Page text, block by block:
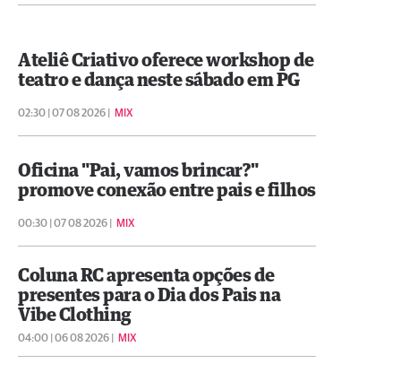
Ateliê Criativo oferece workshop de
teatro e dança neste sábado em PG
02:30 | 07 08 2026 | MIX
Oficina "Pai, vamos brincar?"
promove conexão entre pais e filhos
00:30 | 07 08 2026 | MIX
Coluna RC apresenta opções de
presentes para o Dia dos Pais na
Vibe Clothing
04:00 | 06 08 2026 | MIX